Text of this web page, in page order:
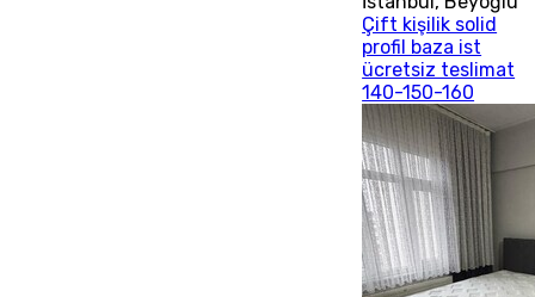
Çift kişilik solid
profil baza ist
ücretsiz teslimat
140-150-160